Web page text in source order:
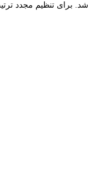
برای تنظیم مجدد